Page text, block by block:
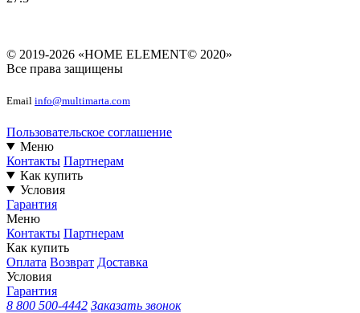
© 2019-2026 «HOME ELEMENT© 2020»
Все права защищены
Email info@multimarta.com
Пользовательское соглашение
Меню
Контакты Партнерам
Как купить
Условия
Гарантия
Меню
Контакты Партнерам
Как купить
Оплата Возврат Доставка
Условия
Гарантия
8 800 500-4442 Заказать звонок